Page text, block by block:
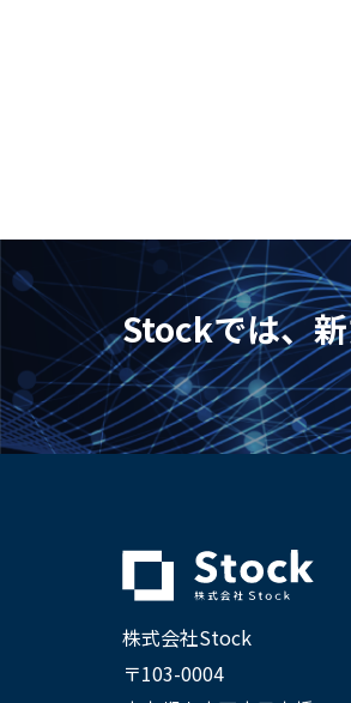
Stockでは、
株式会社Stock
〒103-0004